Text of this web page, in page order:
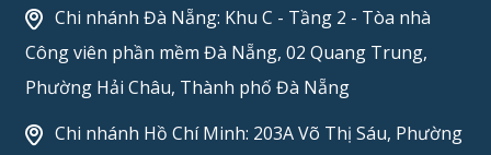
Chi nhánh Đà Nẵng: Khu C - Tầng 2 - Tòa nhà
Công viên phần mềm Đà Nẵng, 02 Quang Trung,
Phường Hải Châu, Thành phố Đà Nẵng
Chi nhánh Hồ Chí Minh: 203A Võ Thị Sáu, Phường